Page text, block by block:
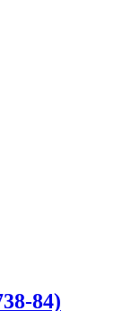
84)